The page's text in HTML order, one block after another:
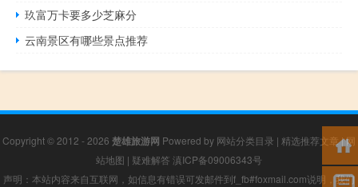
玖富万卡要多少芝麻分
云南景区有哪些景点推荐
Copyright © 2012 - 2026 楚雄旅游网 Powered by 网站分类目录 | 精选推荐文章|网
站地图 | 疑难解答 滇ICP备09006343号
声明：本站内容来自互联网，如信息有错误可发邮件到f_fb#foxmail.com说明，我们